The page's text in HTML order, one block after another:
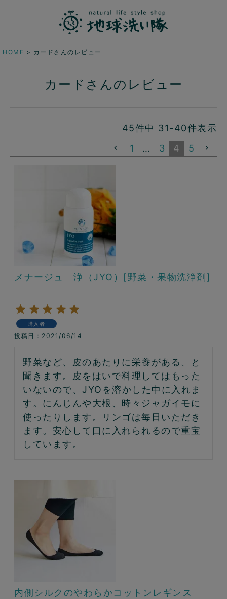
HOME カードさんのレビュー
カードさんのレビュー
45件中 31-40件表示
1
… 3 4 5
メナージュ 浄（JYO）[野菜・果物洗浄剤]
購入者
投稿日 2021/06/14
野菜など、皮のあたりに栄養がある、と
聞きます。皮をはいで料理してはもった
いないので、JYOを溶かした中に入れま
す。にんじんや大根、時々ジャガイモに
使ったりします。リンゴは毎日いただき
ます。安心して口に入れられるので重宝
しています。
内側シルクのやわらかコットンレギンス